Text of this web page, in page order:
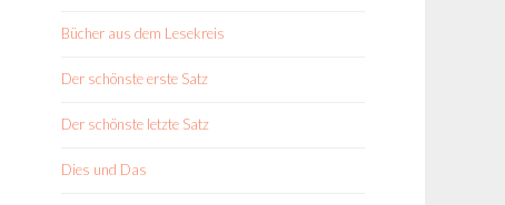
Bücher aus dem Lesekreis
Der schönste erste Satz
Der schönste letzte Satz
Dies und Das